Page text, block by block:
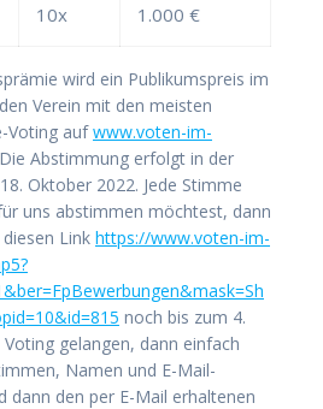
10x 1.000 €
wird ein Publikumspreis im
Verein mit den meisten
Voting aufwww.voten-im-
Abstimmung erfolgt in der
Oktober 2022. Jede Stimme
uns abstimmen möchtest, dann
Link https://www.voten-im-
noch bis zum 4.
gelangen, dann einfach
Namen und E-Mail-
dann den per E-Mail erhaltenen